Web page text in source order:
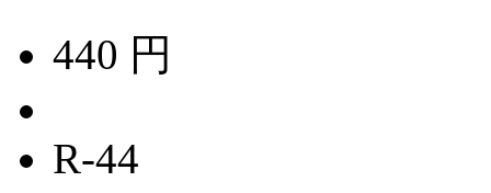
440 円
R-44